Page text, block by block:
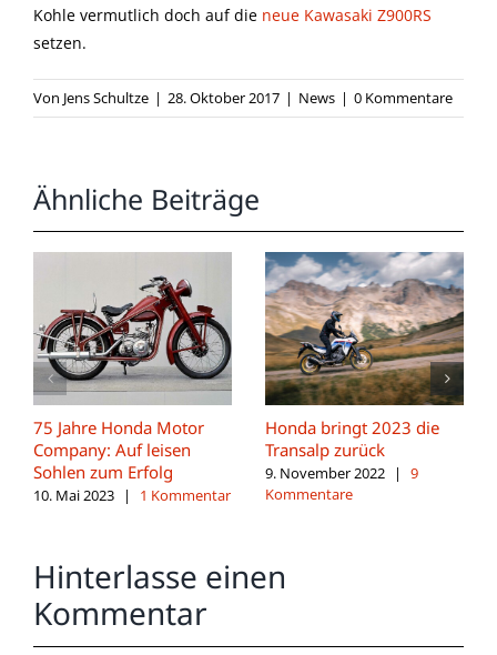
Kohle vermutlich doch auf die neue Kawasaki Z900RS
setzen.
Von Jens Schultze | 28. Oktober 2017 | News | 0 Kommentare
Ähnliche Beiträge
75 Jahre Honda Motor
Company: Auf leisen
Sohlen zum Erfolg
10. Mai 2023 | 1 Kommentar
Honda bringt 2023 die
Transalp zurück
9. November 2022 |
9
Kommentare
Hinterlasse einen
Kommentar